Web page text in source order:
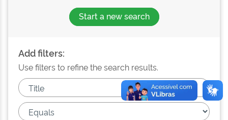
Start a new search
Add filters:
Use filters to refine the search results.